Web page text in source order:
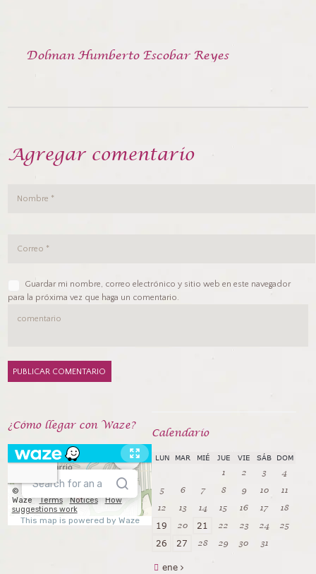
Dolman Humberto Escobar Reyes
Agregar comentario
Guardar mi nombre, correo electrónico y sitio web en este navegador
para la próxima vez que haga un comentario.
¿Cómo llegar con Waze?
Calendarío
LUN MAR MIÉ JUE VIE SÁB DOM
1 2 3
4
5
6 7 8 9 10
11
12
13 14 15 16 17 18
19 20 21 22 23 24 25
26 27 28 29 30 31
ene